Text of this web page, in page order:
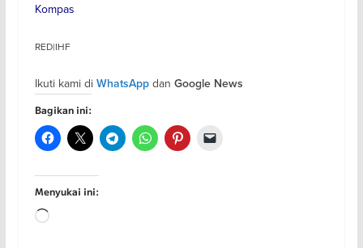
Kompas
RED|IHF
Ikuti kami di WhatsAppdan Google News
Bagikan ini:
Menyukai ini:
Memuat...